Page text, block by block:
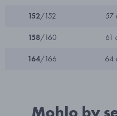
152/152 57
158/160 61
164/166 64